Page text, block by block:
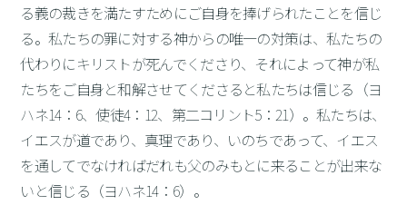
る義の裁きを満たすためにご自身を捧げられたことを信じ
る。私たちの罪に対する神からの唯一の対策は、私たちの
代わりにキリストが死んでくださり、それによって神が私
たちをご自身と和解させてくださると私たちは信じる（ヨ
ハネ14：6、使徒4：12、第二コリント5：21）。私たちは、
イエスが道であり、真理であり、いのちであって、イエス
を通してでなければだれも父のみもとに来ることが出来な
いと信じる（ヨハネ14：6）。